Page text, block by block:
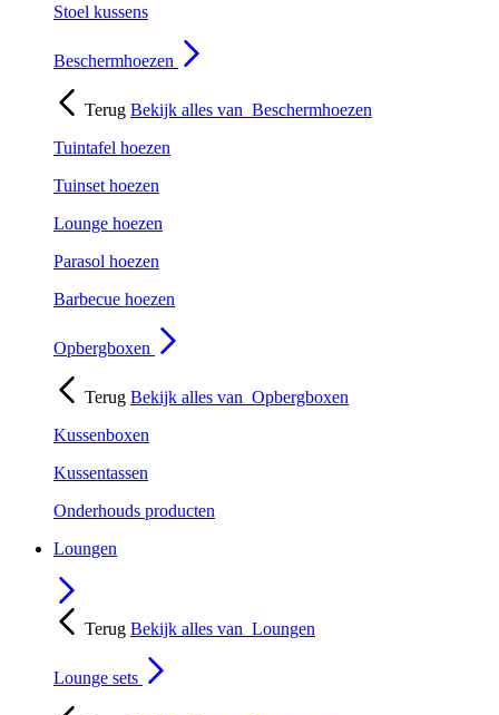
Stoel kussens
Beschermhoezen
Terug Bekijk alles van Beschermhoezen
Tuintafel hoezen
Tuinset hoezen
Lounge hoezen
Parasol hoezen
Barbecue hoezen
Opbergboxen
Terug Bekijk alles van Opbergboxen
Kussenboxen
Kussentassen
Onderhouds producten
Loungen
Terug Bekijk alles van Loungen
Lounge sets